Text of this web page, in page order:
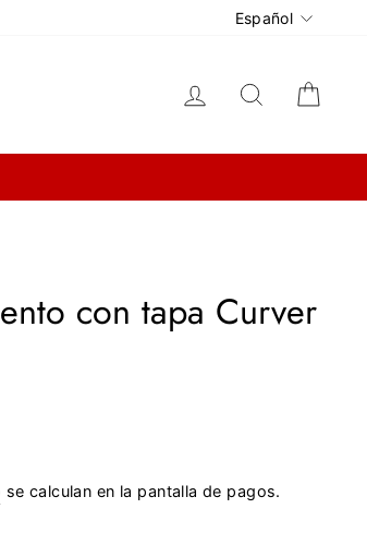
Idioma
Español
Ingresar Buscar
con tapa Curver
se calculan en la pantalla de pagos.